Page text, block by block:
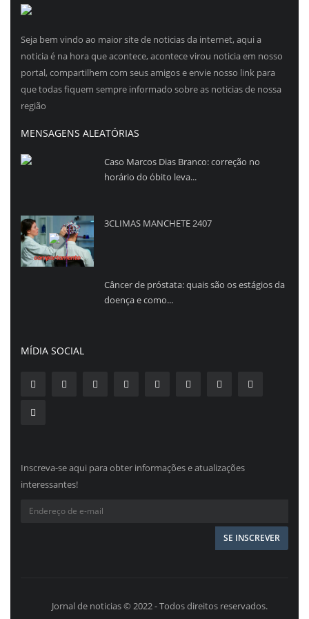
Seja bem vindo ao maior site de noticias da internet, aqui a
noticia é na hora que acontece, acontece virou noticia em nosso
portal, compartilhem com seus amigos e envie nosso link para
que todas fiquem sempre informado sobre as noticias de nossa
região
MENSAGENS ALEATÓRIAS
Caso Marcos Dias Branco: correção no
horário do óbito leva...
3CLIMAS MANCHETE 2407
Câncer de próstata: quais são os estágios da
doença e como...
MÍDIA SOCIAL
Inscreva-se aqui para obter informações e atualizações
interessantes!
Jornal de noticias © 2022 - Todos direitos reservados.